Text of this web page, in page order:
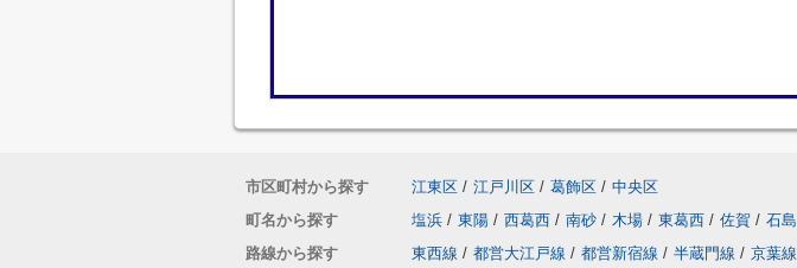
市区町村から探す 江東区 / 江戸川区 / 葛飾区 / 中央区
町名から探す
塩浜 / 東陽 / 西葛西 / 南砂 / 木場 / 東葛西 / 佐賀 / 石島
路線から探す
東西線 / 都営大江戸線 / 都営新宿線 / 半蔵門線 / 京葉線